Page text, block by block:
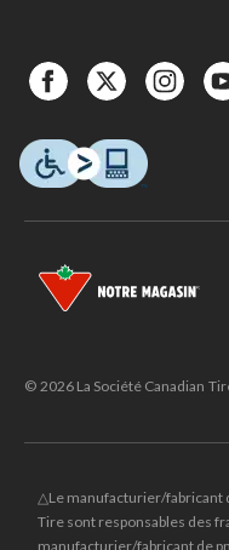
© 2026 La Société Canadian
△Le manufacturier/fabricant
Tire sont responsables des
manufacturier/fabricant de